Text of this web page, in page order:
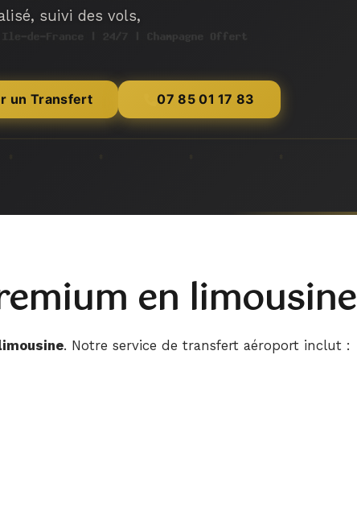
suivi des vols,
un Transfert 07 85 01 17 83
en limousine
. Notre service de transfert aéroport inclut :